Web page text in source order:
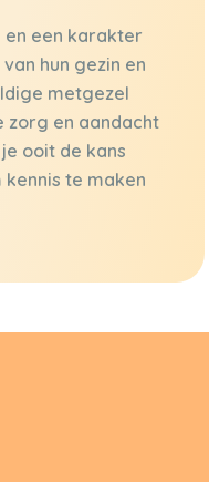
en een karakter
hun gezin en
metgezel
zorg en aandacht
ooit de kans
te maken